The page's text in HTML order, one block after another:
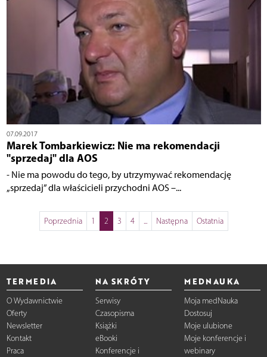
07.09.2017
Marek Tombarkiewicz: Nie ma rekomendacji
"sprzedaj" dla AOS
- Nie ma powodu do tego, by utrzymywać rekomendację
„sprzedaj” dla właścicieli przychodni AOS –...
Poprzednia 1 2 3 4 ... Następna Ostatnia
TERMEDIA
O Wydawnictwie
Oferty
Newsletter
Kontakt
Praca
NA SKRÓTY
Serwisy
Czasopisma
Książki
eBooki
Konferencje i
MEDNAUKA
Moja medNauka
Dostosuj
Moje ulubione
Moje konferencje i
webinary